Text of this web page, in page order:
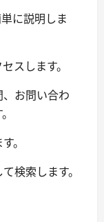
に説明しま
スします。
お問い合わ
。
検索します。